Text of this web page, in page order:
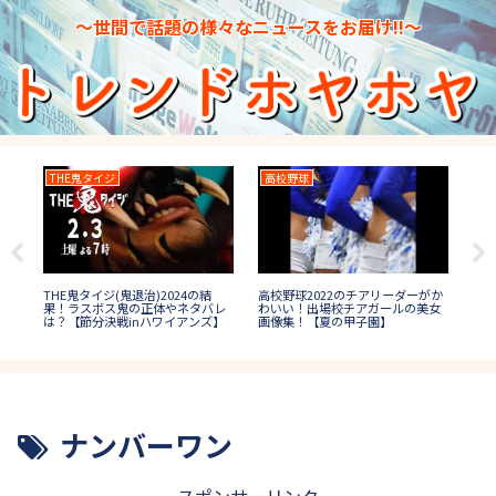
～世間で話題の様々なニュースをお届け!!～
THE鬼タイジ
THE鬼タイジ(鬼退治)2024の結
果！ラスボス鬼の正体やネタバレ
は？【節分決戦inハワイアンズ】
高校野球
高校野球2022のチアリーダーがか
わいい！出場校チアガールの美女
画像集！【夏の甲子園】
ナンバーワン